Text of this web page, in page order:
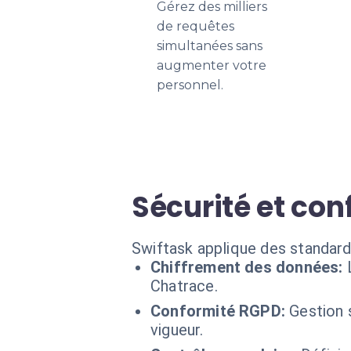
Gérez des milliers
de requêtes
simultanées sans
augmenter votre
personnel.
Sécurité et
Swiftask applique des
Chiffrement des données:
Chatrace.
Conformité RGPD: Gestion
vigueur.